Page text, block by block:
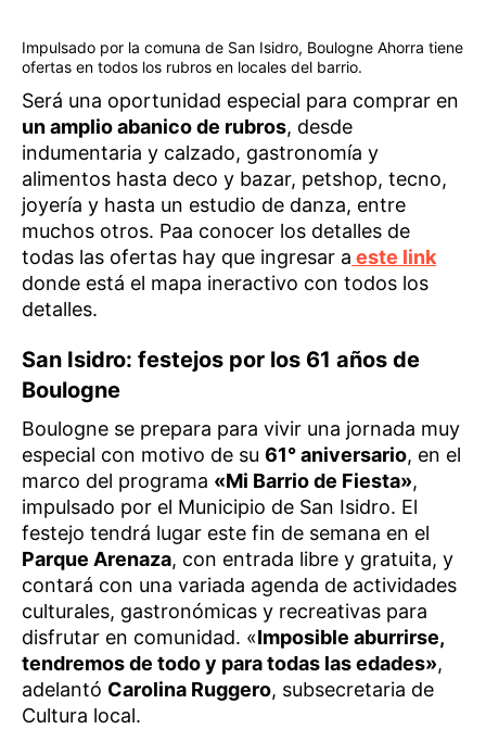
Impulsado por la comuna de San Isidro, Boulogne Ahorra tiene
ofertas en todos los rubros en locales del barrio.
Será una oportunidad especial para comprar en
un amplio abanico de rubros, desde
indumentaria y calzado, gastronomía y
alimentos hasta deco y bazar, petshop, tecno,
joyería y hasta un estudio de danza, entre
muchos otros. Paa conocer los detalles de
todas las ofertas hay que ingresar a este link
donde está el mapa ineractivo con todos los
detalles.
San Isidro: festejos por los 61 años de
Boulogne
Boulogne se prepara para vivir una jornada muy
especial con motivo de su 61° aniversario, en el
marco del programa «Mi Barrio de Fiesta»,
impulsado por el Municipio de San Isidro. El
festejo tendrá lugar este fin de semana en el
Parque Arenaza, con entrada libre y gratuita, y
contará con una variada agenda de actividades
culturales, gastronómicas y recreativas para
disfrutar en comunidad. «Imposible aburrirse,
tendremos de todo y para todas las edades»,
adelantó Carolina Ruggero, subsecretaria de
Cultura local.